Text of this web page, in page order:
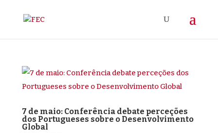
7 de maio: Conferência debate perceções
dos Portugueses sobre o Desenvolvimento
Global